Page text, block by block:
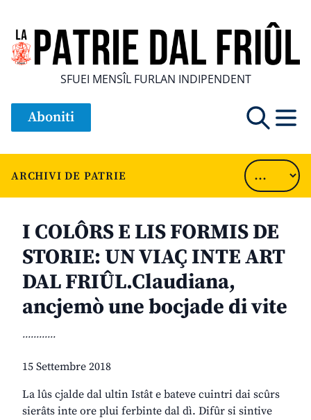
SFUEI MENSÎL FURLAN INDIPENDENT
Aboniti
ARCHIVI DE PATRIE
I COLÔRS E LIS FORMIS DE
STORIE: UN VIAÇ INTE ART
DAL FRIÛL.Claudiana,
ancjemò une bocjade di vite
............
15 Settembre 2018
La lûs cjalde dal ultin Istât e bateve cuintri dai scûrs
sierâts inte ore plui ferbinte dal dì. Difûr si sintive